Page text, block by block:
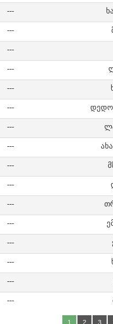
---
---
---
---
---
---
---
---
---
---
---
---
---
---
---
---
1 2 3